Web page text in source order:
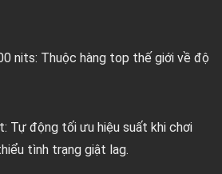
nits: Thuộc hàng top thế giới về độ
Tự động tối ưu hiệu suất khi chơi
tình trạng giật lag.